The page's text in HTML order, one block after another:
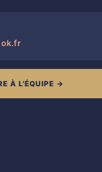
À L'ÉQUIPE →